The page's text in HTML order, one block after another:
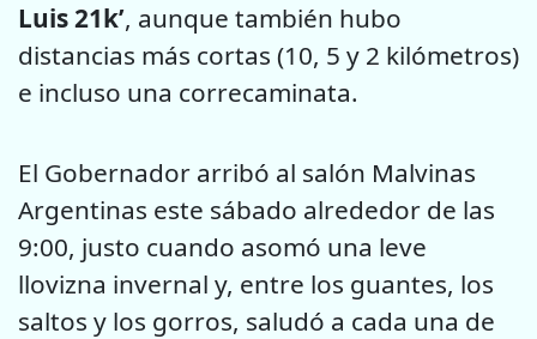
Luis 21k’, aunque también hubo
distancias más cortas (10, 5 y 2 kilómetros)
e incluso una correcaminata.
El Gobernador arribó al salón Malvinas
Argentinas este sábado alrededor de las
9:00, justo cuando asomó una leve
llovizna invernal y, entre los guantes, los
saltos y los gorros, saludó a cada una de